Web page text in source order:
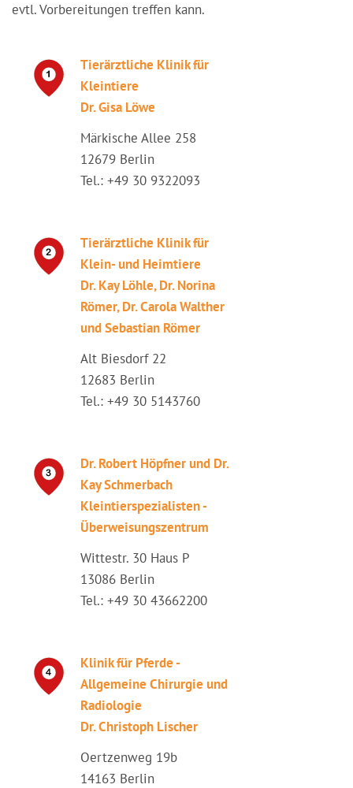
evtl. Vorbereitungen treffen kann.
Tierärztliche Klinik für
Kleintiere
Dr. Gisa Löwe
Märkische Allee 258
12679 Berlin
Tel.: +49 30 9322093
Tierärztliche Klinik für
Klein- und Heimtiere
Dr. Kay Löhle, Dr. Norina
Römer, Dr. Carola Walther
und Sebastian Römer
Alt Biesdorf 22
12683 Berlin
Tel.: +49 30 5143760
Dr. Robert Höpfner und Dr.
Kay Schmerbach
Kleintierspezialisten -
Überweisungszentrum
Wittestr. 30 Haus P
13086 Berlin
Tel.: +49 30 43662200
Klinik für Pferde -
Allgemeine Chirurgie und
Radiologie
Dr. Christoph Lischer
Oertzenweg 19b
14163 Berlin